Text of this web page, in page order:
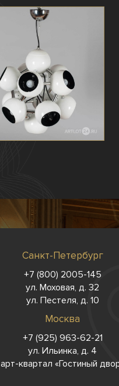
Санкт-Петербург
+7 (800) 2005-145
ул. Моховая, д. 32
ул. Пестеля, д. 10
Москва
+7 (925) 963-62-21
ул. Ильинка, д. 4
арт-квартал «Гостиный